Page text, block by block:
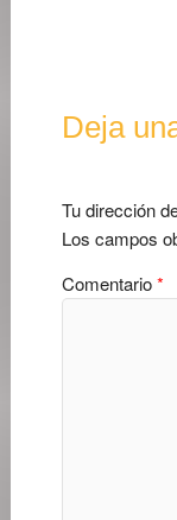
Deja
Tu dirección
Los campos
Comentario*